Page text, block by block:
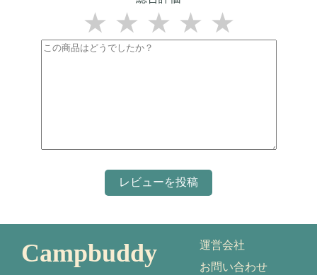
★
★
★
★
★
Campbuddy
運営会社
お問い合わせ